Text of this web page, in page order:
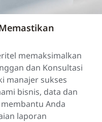
memaksimalkan
dan Konsultasi
manajer sukses
bisnis, data dan
Anda
laporan